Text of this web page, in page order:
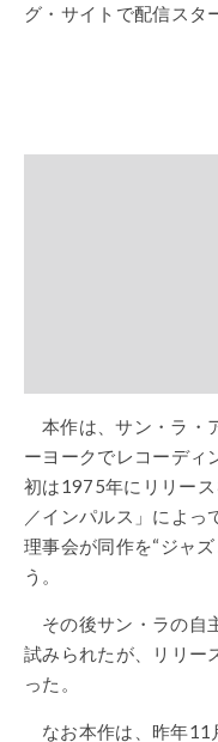
グ・サイトで配信スタ
本作は、サン・ラ・
ーヨークでレコーディ
初は1975年にリリー
／インパルス」によっ
理事会が同作を“ジャ
う。
その後サン・ラの自
試みられたが、リリー
った。
なお本作は、昨年11